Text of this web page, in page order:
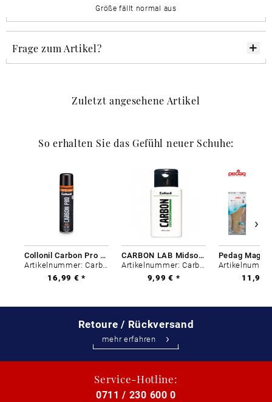
Größe fällt normal aus
Frage zum Artikel?
Zuletzt angesehene Artikel
So erhalten Sie das Gefühl neuer Schuhe:
Collonil Carbon Pro 400 ml
Artikelnummer: Carbon-0
16,99 € *
CARBON LAB Midsole Cleaner
Artikelnummer: Carbon-0
9,99 € *
11,99
Retoure / Rückversand
mehr erfahren
Service-Hotline:
0711 / 230 600 0